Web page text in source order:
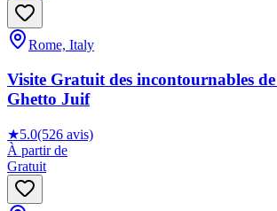
Rome, Italy
Visite Gratuit des incontournables
Ghetto Juif
★5.0(526 avis)
À partir de
Gratuit